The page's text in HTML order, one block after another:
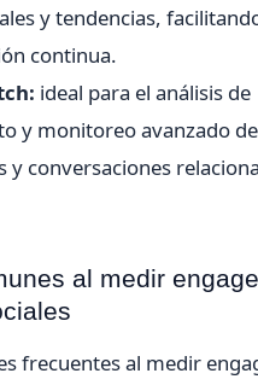
y tendencias,
continua.
ideal para el análisis de
y monitoreo avanzado de
y conversaciones
al medir
frecuentes al medir